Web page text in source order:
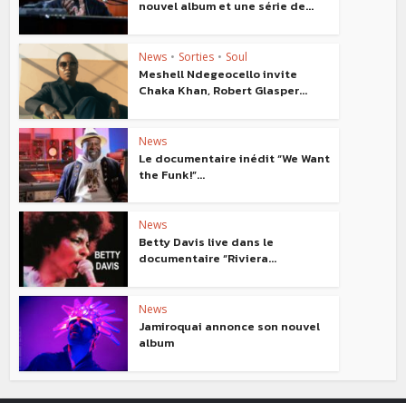
nouvel album et une série de...
News • Sorties • Soul
Meshell Ndegeocello invite
Chaka Khan, Robert Glasper...
News
Le documentaire inédit “We Want
the Funk!”...
News
Betty Davis live dans le
documentaire “Riviera...
News
Jamiroquai annonce son nouvel
album